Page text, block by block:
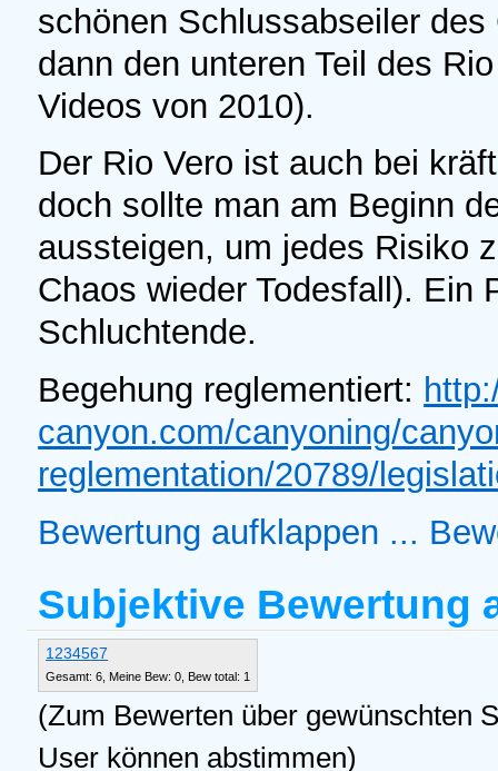
schönen Schlussabseiler
dann den unteren Teil des
Videos von 2010).
Der Rio Vero ist auch bei
doch sollte man am Beginn
aussteigen, um jedes Risiko
Chaos wieder Todesfall). Ein
Schluchtende.
Begehung reglementiert:
canyon.com/canyoning/
reglementation/20789/
Bewertung aufklappen ...
Subjektive Bewertung
1 234567
Gesamt: 6, Meine Bew: 0, Bew total: 1
(Zum Bewerten über gewünschten
User können abstimmen)